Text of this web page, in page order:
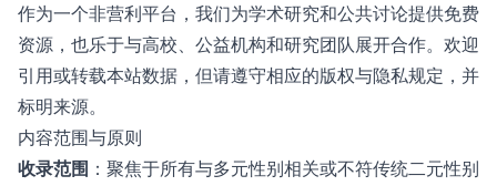
作为一个非营利平台，我们为学术研究和公共讨论提供免费
资源，也乐于与高校、公益机构和研究团队展开合作。欢迎
引用或转载本站数据，但请遵守相应的版权与隐私规定，并
标明来源。
内容范围与原则
收录范围 ：聚焦于所有与多元性别相关或不符传统二元性别